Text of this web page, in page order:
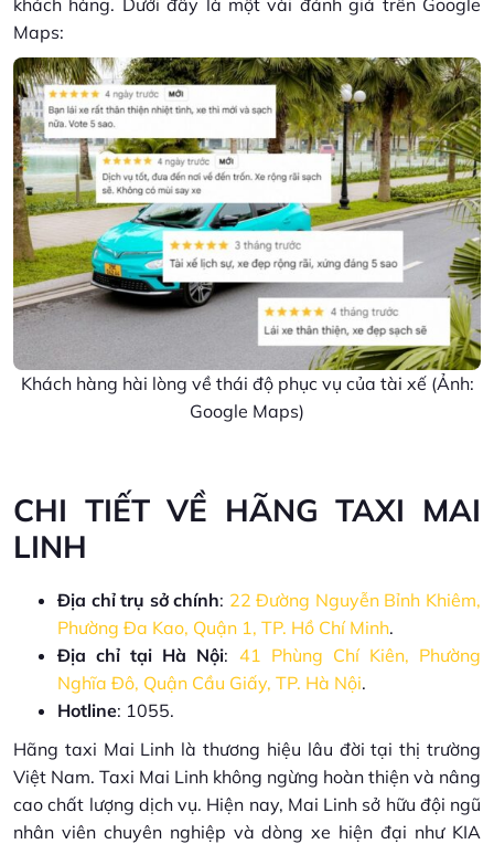
Maps:
Khách hàng hài lòng về thái độ phục vụ của tài xế (Ảnh:
Google Maps)
CHI TIẾT VỀ HÃNG TAXI MAI
LINH
Địa chỉ trụ sở chính: 22 Đường Nguyễn Bỉnh Khiêm,
Phường Đa Kao, Quận 1, TP. Hồ Chí Minh.
Địa chỉ tại Hà Nội: 41 Phùng Chí Kiên, Phường
Nghĩa Đô, Quận Cầu Giấy, TP. Hà Nội.
Hotline: 1055.
Hãng taxi Mai Linh là thương hiệu lâu đời tại thị trường
Việt Nam. Taxi Mai Linh không ngừng hoàn thiện và nâng
cao chất lượng dịch vụ. Hiện nay, Mai Linh sở hữu đội ngũ
nhân viên chuyên nghiệp và dòng xe hiện đại như KIA